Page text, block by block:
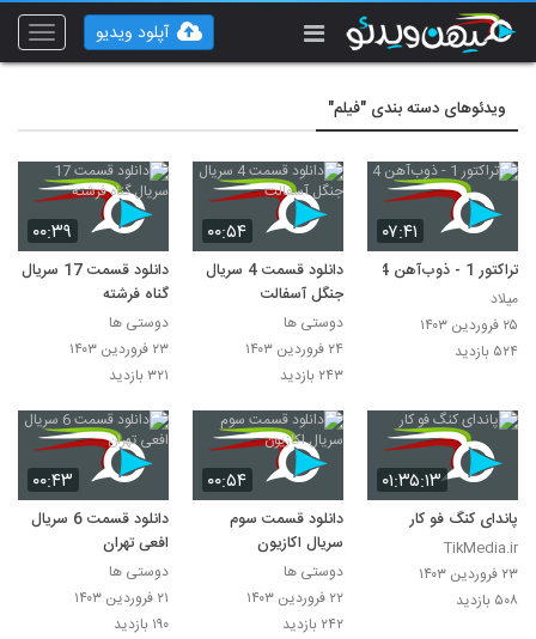
Toggle
آپلود ویدیو
ویدئوهای دسته بندی "فیلم"
۰۷:۴۱
تراکتور 1 - ذوب‌آهن 4
میلاد
۲۵ فروردین ۱۴۰۳
۵۲۴ بازدید
۰۰:۵۴
دانلود قسمت 4 سریال
جنگل آسفالت
دوستی ها
۲۴ فروردین ۱۴۰۳
۲۴۳ بازدید
۰۰:۳۹
دانلود قسمت 17 سریال
گناه فرشته
دوستی ها
۲۳ فروردین ۱۴۰۳
۳۲۱ بازدید
۰۱:۳۵:۱۳
پاندای کنگ فو کار
TikMedia.ir
۲۳ فروردین ۱۴۰۳
۵۰۸ بازدید
۰۰:۵۴
دانلود قسمت سوم
سریال اکازیون
دوستی ها
۲۲ فروردین ۱۴۰۳
۲۴۲ بازدید
۰۰:۴۳
دانلود قسمت 6 سریال
افعی تهران
دوستی ها
۲۱ فروردین ۱۴۰۳
۱۹۰ بازدید